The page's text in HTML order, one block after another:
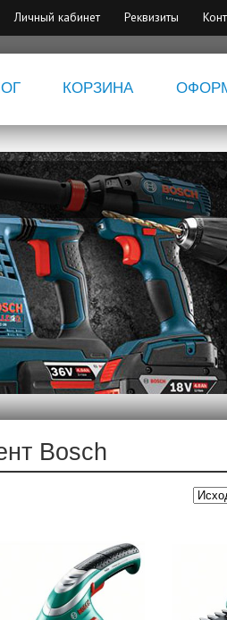
Личный кабинет Реквизиты
КОРЗИНА
Bosch